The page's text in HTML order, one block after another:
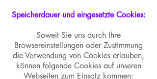
Speicherdauer und eingesetzte Cookies:
Soweit Sie uns durch Ihre
Browsereinstellungen oder Zustimmung
die Verwendung von Cookies erlauben,
können folgende Cookies auf unseren
Webseiten zum Einsatz kommen: